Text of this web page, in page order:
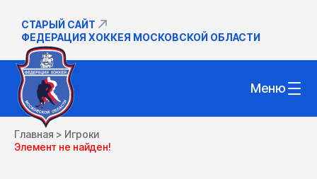
СТАРЫЙ САЙТ
ФЕДЕРАЦИЯ ХОККЕЯ МОСКОВСКОЙ ОБЛАСТИ
Меню
Главная > Игроки
Элемент не найден!